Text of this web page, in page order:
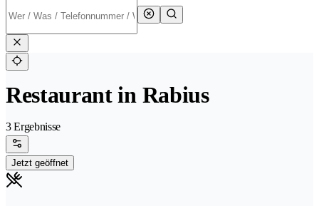
Restaurant in Rabius
3 Ergebnisse
Jetzt geöffnet